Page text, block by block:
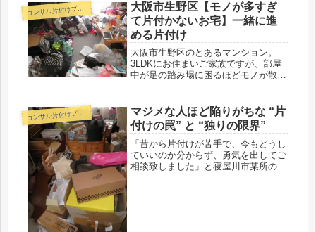
コ
ンサル片付けプラン
大阪市生野区【モノが多すぎ
て片付かないお宅】一緒に進
める片付け
大阪市生野区のとあるマンション。
3LDKにお住まいご家族ですが、部屋
中が足の踏み場に困るほどモノが散ら
としてお邪魔致しました。「なんで和
室にむき出しのエアコンが横倒しにな
っ...
コ
ンサル片付けプラン
マジメな人ほど陥りがちな “片
付けの罠” と “独りの限界”
「昔から片付けが苦手で、今もどうし
ていいのか分からず、勇気を出してご
相談致しました」と寝屋川市某所のご